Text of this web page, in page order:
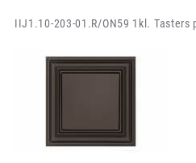
IIJ1.10-203-01.R/ON59 1kl. Tasters